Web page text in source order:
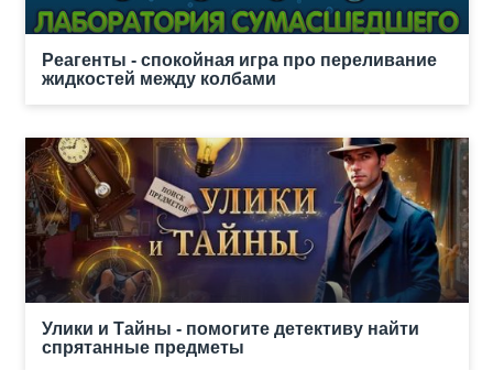
Реагенты - спокойная игра про переливание
жидкостей между колбами
Улики и Тайны - помогите детективу найти
спрятанные предметы